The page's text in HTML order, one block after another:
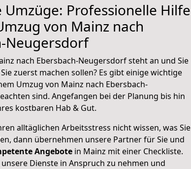
Umzüge: Professionelle Hilfe
von Mainz nach
Neugersdorf
nach Ebersbach-Neugersdorf steht an und Sie
zuerst machen sollen? Es gibt einige wichtige
Umzug von Mainz nach Ebersbach-
sind. Angefangen bei der Planung bis hin
kostbaren Hab & Gut.
alltäglichen Arbeitsstress nicht wissen, was Sie
dann übernehmen unsere Partner für Sie und
Angebote in Mainz mit einer Checkliste.
unsere Dienste in Anspruch zu nehmen und